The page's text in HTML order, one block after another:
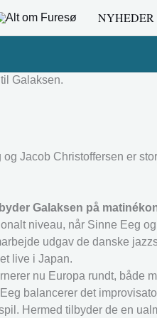
NYHEDER
Galaksen.
og Jacob Christoffersen er
Galaksen på
niveau, når Sinne Eeg
udgav de danske
live i Japan.
nu Europa rundt, både
balancerer det
Hermed tilbyder de en